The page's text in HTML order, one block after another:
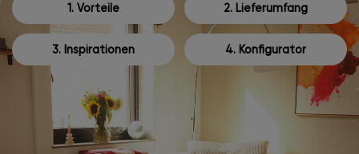
1. Vorteile 2. Lieferumfang
3. Inspirationen 4. Konfigurator